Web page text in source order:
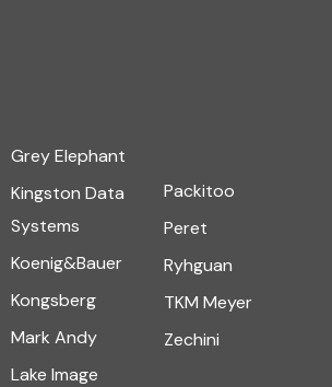
Grey Elephant
Kingston Data
Systems
Koenig&Bauer
Kongsberg
Mark Andy
Lake Image
Packitoo
Peret
Ryhguan
TKM Meyer
Zechini